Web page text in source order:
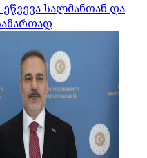
სალმანთან და